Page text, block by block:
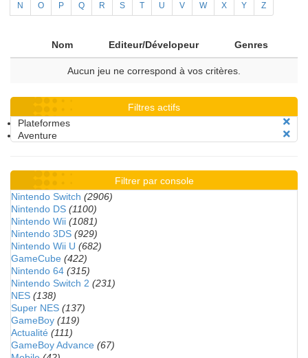
N O P Q R S T U V W X Y Z
Nom Editeur/Dévelopeur Genres
Aucun jeu ne correspond à vos critères.
Filtres actifs
Plateformes
Aventure
Filtrer par console
Nintendo Switch (2906)
Nintendo DS (1100)
Nintendo Wii (1081)
Nintendo 3DS (929)
Nintendo Wii U (682)
GameCube (422)
Nintendo 64 (315)
Nintendo Switch 2 (231)
NES (138)
Super NES (137)
GameBoy (119)
Actualité (111)
GameBoy Advance (67)